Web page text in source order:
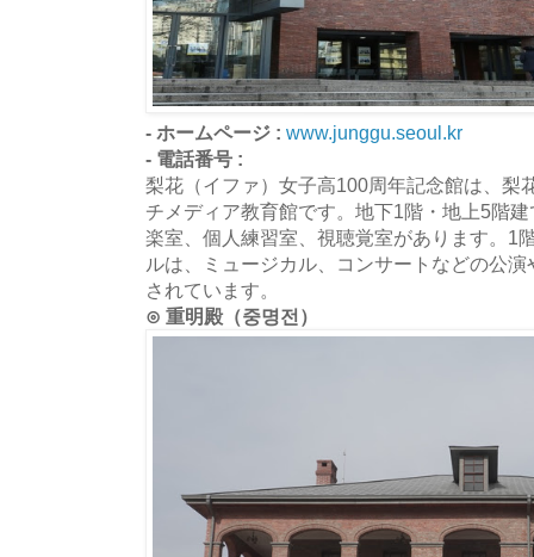
- ホームページ : www.junggu.seoul.kr
- 電話番号 :
梨花（イファ）女子高100周年記念館は、梨
チメディア教育館です。地下1階・地上5階
楽室、個人練習室、視聴覚室があります。1
ルは、ミュージカル、コンサートなどの公
されています。
⊙ 重明殿（중명전）